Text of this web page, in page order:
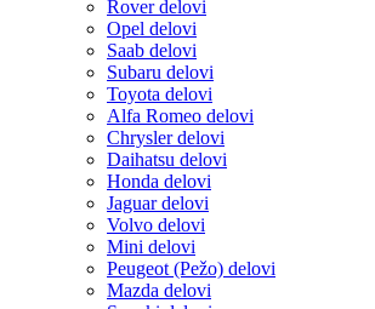
Rover delovi
Opel delovi
Saab delovi
Subaru delovi
Toyota delovi
Alfa Romeo delovi
Chrysler delovi
Daihatsu delovi
Honda delovi
Jaguar delovi
Volvo delovi
Mini delovi
Peugeot (Pežo) delovi
Mazda delovi